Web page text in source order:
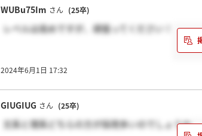
WUBu75Im さん (25卒)
レベルは高めですが、頑張ってください！
2024年6月1日 17:32
GIUGIUG さん (25卒)
文系と理系どちらの方が採用多いのでしょうか